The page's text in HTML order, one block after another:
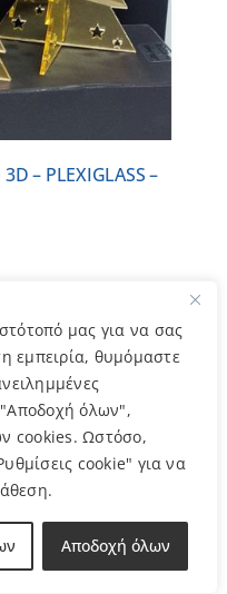
μας για να σας
εμπειρία, θυμόμαστε
"Αποδοχή όλων",
cookies. Ωστόσο,
cookie" για να
Αποδοχή όλων
– PLEXIGLASS –
2 … 15 Επόμενο